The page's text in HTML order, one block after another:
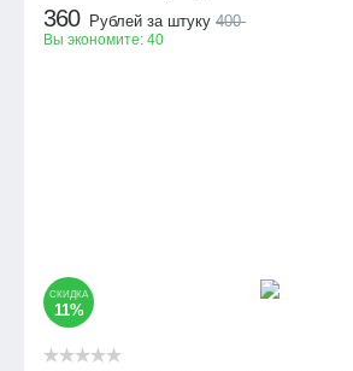
360 Рублей за штуку 400
Вы экономите: 40
СКИДКА
11%